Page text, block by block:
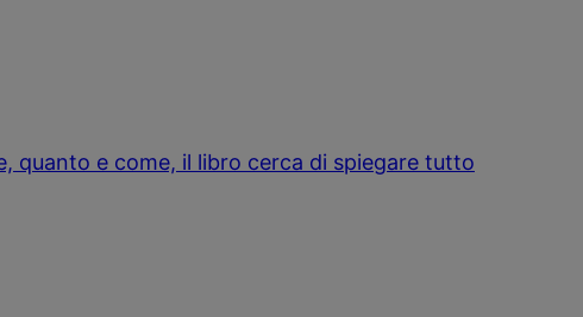
quanto e come, il libro cerca di spiegare tutto